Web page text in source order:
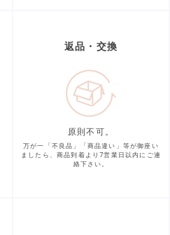
返品・交換
原則不可。
万が一「不良品」「商品違い」等が御座い
ましたら、商品到着より7営業日以内にご連
絡下さい。